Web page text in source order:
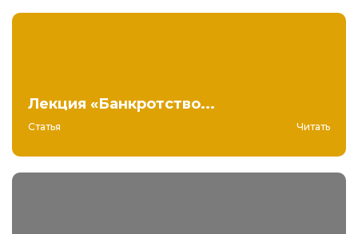
Лекция «Банкротство...
Статья Читать